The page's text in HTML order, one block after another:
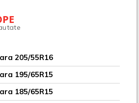
205/55R16
195/65R15
185/65R15